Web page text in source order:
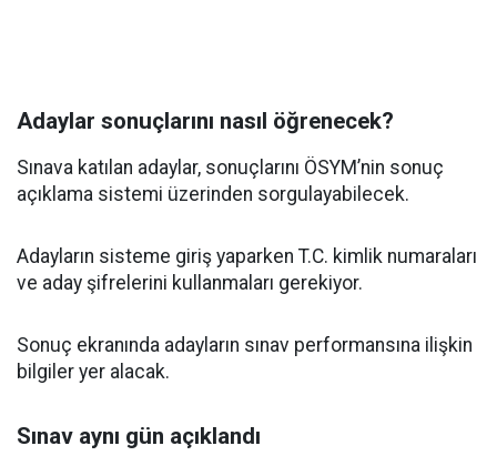
Adaylar sonuçlarını nasıl öğrenecek?
Sınava katılan adaylar, sonuçlarını ÖSYM’nin sonuç
açıklama sistemi üzerinden sorgulayabilecek.
Adayların sisteme giriş yaparken T.C. kimlik numaraları
ve aday şifrelerini kullanmaları gerekiyor.
Sonuç ekranında adayların sınav performansına ilişkin
bilgiler yer alacak.
Sınav aynı gün açıklandı